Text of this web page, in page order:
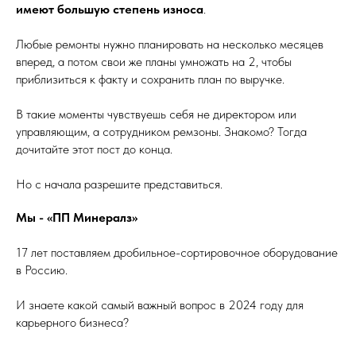
имеют большую степень износа.
Любые ремонты нужно планировать на несколько месяцев
вперед, а потом свои же планы умножать на 2, чтобы
приблизиться к факту и сохранить план по выручке.
В такие моменты чувствуешь себя не директором или
управляющим, а сотрудником ремзоны. Знакомо? Тогда
дочитайте этот пост до конца.
Но с начала разрешите представиться.
Мы - «ПП Минералз»
17 лет поставляем дробильное-сортировочное оборудование
в Россию.
И знаете какой самый важный вопрос в 2024 году для
карьерного бизнеса?